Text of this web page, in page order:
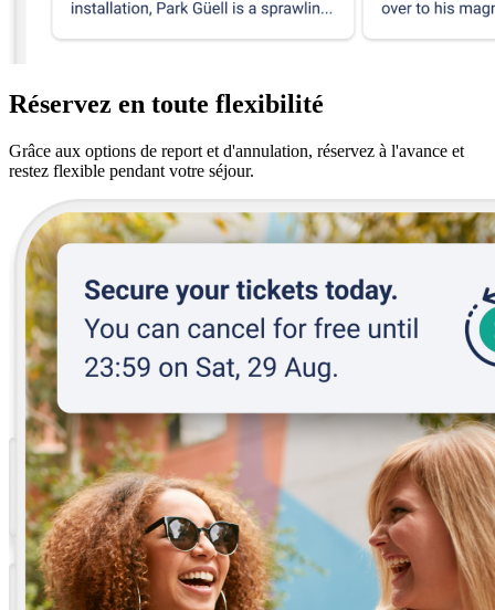
Réservez en toute flexibilité
Grâce aux options de report et d'annulation, réservez à l'avance et
restez flexible pendant votre séjour.